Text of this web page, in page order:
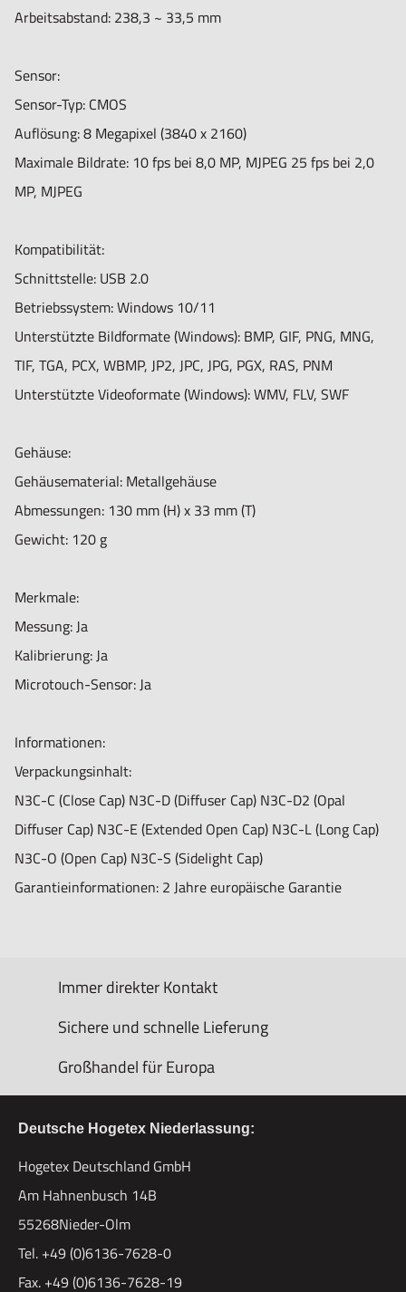
Kalibrierung: Ja
Informationen:
Verpackungsinhalt:
N3C-C (Close Cap) N3C-D (Diffuser Cap) N3C-D2 (Opal
Diffuser Cap) N3C-E (Extended Open Cap) N3C-L (Long Cap)
Garantieinformationen: 2 Jahre europäische Garantie
Arbeitsabstand: 238,3 ~ 33,5 mm
Sensor:
Sensor-Typ: CMOS
Auflösung: 8 Megapixel (3840 x 2160)
Maximale Bildrate: 10 fps bei 8,0 MP, MJPEG 25 fps bei 2,0
MP, MJPEG
Kompatibilität:
Schnittstelle: USB 2.0
Betriebssystem: Windows 10/11
Unterstützte Bildformate (Windows): BMP, GIF, PNG, MNG,
TIF, TGA, PCX, WBMP, JP2, JPC, JPG, PGX, RAS, PNM
Unterstützte Videoformate (Windows): WMV, FLV, SWF
Gehäuse:
Gehäusematerial: Metallgehäuse
Abmessungen: 130 mm (H) x 33 mm (T)
Gewicht: 120 g
Merkmale:
Messung: Ja
Kalibrierung: Ja
Microtouch-Sensor: Ja
Informationen:
Verpackungsinhalt:
N3C-C (Close Cap) N3C-D (Diffuser Cap) N3C-D2 (Opal
Diffuser Cap) N3C-E (Extended Open Cap) N3C-L (Long Cap)
N3C-O (Open Cap) N3C-S (Sidelight Cap)
Garantieinformationen: 2 Jahre europäische Garantie
Immer direkter Kontakt
Sichere und schnelle Lieferung
Großhandel für Europa
Deutsche Hogetex Niederlassung:
Hogetex Deutschland GmbH
Am Hahnenbusch 14B
55268Nieder-Olm
Tel. +49 (0)6136-7628-0
Fax. +49 (0)6136-7628-19